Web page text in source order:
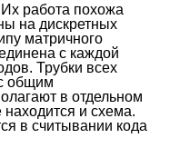
работа похожа
на дискретных
матричного
с каждой
Трубки всех
общим
в отдельном
и схема.
в считывании кода